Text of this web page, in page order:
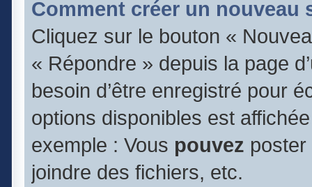
Comment créer un nouveau
Cliquez sur le bouton «
« Répondre » depuis la page
besoin d’être enregistré pour
options disponibles est
exemple : Vous pouvez
joindre des fichiers, etc.